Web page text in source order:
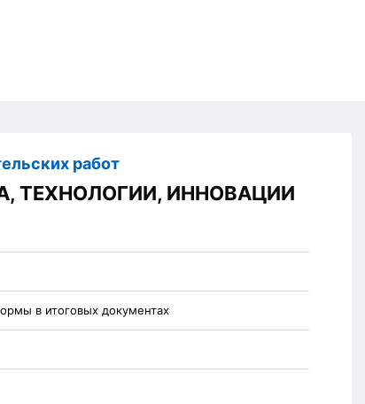
работ
ТЕХНОЛОГИИ, ИННОВАЦИИ
в итоговых документах